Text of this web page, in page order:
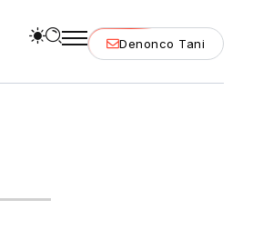
Denonco Tani